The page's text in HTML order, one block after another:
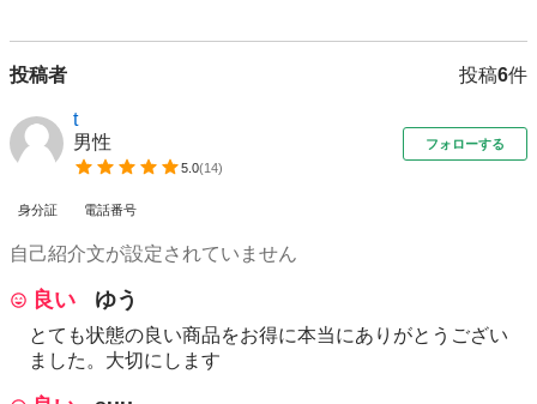
投稿者 投稿6件
t
男性
5.0(14)
フォローする
身分証 電話番号
自己紹介文が設定されていません
良い ゆう
とても状態の良い商品をお得に本当にありがとうござい
ました。大切にします